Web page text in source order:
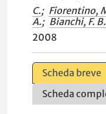
C.; Fiorentino,
A.; Bianchi, F. B.
2008
Scheda breve
Scheda